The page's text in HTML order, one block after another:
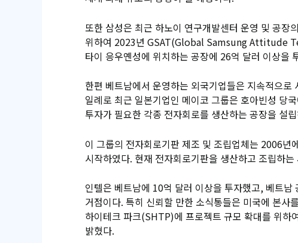
또한 삼성은 최근 하노이 연구개발센터 운영 및 공장
위하여 2023년 GSAT(Global Samsung Attitude
타이 응우옌성에 위치하는 공장에 26억 달러 이상을
한편 베트남에서 운영하는 외국기업들은 지속적으로
일례로 최근 일본기업인 메이코 그룹은 호아빈성 당
투자가 필요한 각종 전자회로를 생산하는 공장을 설
이 그룹의 전자회로기판 제조 및 조립업체는 2006년
시작하였다. 현재 전자회로기판을 생산하고 조립하
인텔은 베트남에 10억 달러 이상을 투자했고, 베트
거점이다. 특히 신뢰할 만한 소식통들은 미국에 본사
하이테크 파크(SHTP)에 프로젝트 규모 확대를 위하
밝혔다.